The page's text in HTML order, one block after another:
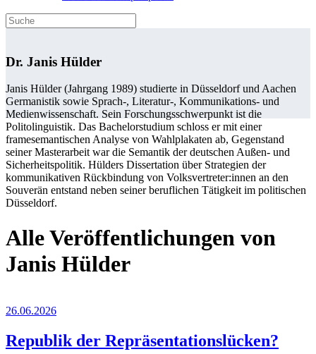
Dr. Janis Hülder
Janis Hülder (Jahrgang 1989) studierte in Düsseldorf und Aachen
Germanistik sowie Sprach-, Literatur-, Kommunikations- und
Medienwissenschaft. Sein Forschungsschwerpunkt ist die
Politolinguistik. Das Bachelorstudium schloss er mit einer
framesemantischen Analyse von Wahlplakaten ab, Gegenstand
seiner Masterarbeit war die Semantik der deutschen Außen- und
Sicherheitspolitik. Hülders Dissertation über Strategien der
kommunikativen Rückbindung von Volksvertreter:innen an den
Souverän entstand neben seiner beruflichen Tätigkeit im politischen
Düsseldorf.
Alle Veröffentlichungen von
Janis Hülder
26.06.2026
Republik der Repräsentationslücken?